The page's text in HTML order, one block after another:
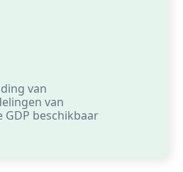
van
van
GDP beschikbaar